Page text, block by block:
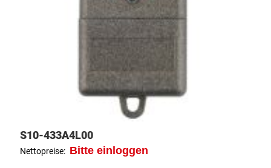
S10-433A4L00
Nettopreise: Bitte einloggen